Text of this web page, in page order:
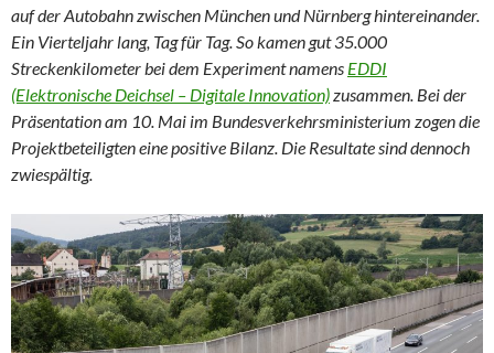
auf der Autobahn zwischen München und Nürnberg hintereinander.
Ein Vierteljahr lang, Tag für Tag. So kamen gut 35.000
Streckenkilometer bei dem Experiment namens EDDI
(Elektronische Deichsel – Digitale Innovation)zusammen. Bei der
Präsentation am 10. Mai im Bundesverkehrsministerium zogen die
Projektbeteiligten eine positive Bilanz. Die Resultate sind dennoch
zwiespältig.